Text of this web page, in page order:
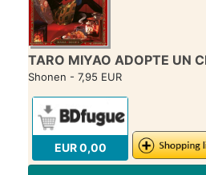
TARO MIYAO ADOPTE UN
Shonen - 7,95 EUR
EUR 0,00